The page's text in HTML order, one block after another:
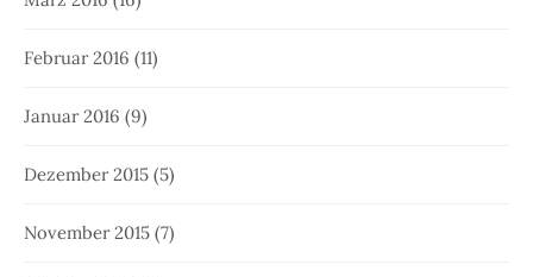
Februar 2016 (11)
Januar 2016 (9)
Dezember 2015 (5)
November 2015 (7)